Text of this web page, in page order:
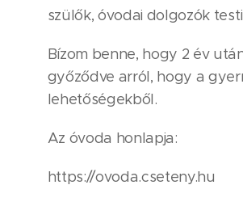
szülők, óvodai dolgozók
Bízom benne, hogy 2 év
győződve arról, hogy a
lehetőségekből.
Az óvoda honlapja:
https://ovoda.cseteny.hu